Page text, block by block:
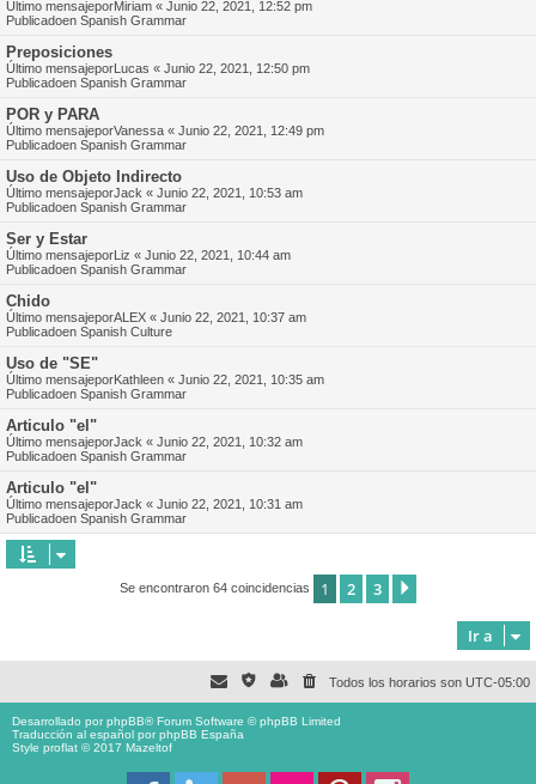
Último mensajeporMiriam « Junio 22, 2021, 12:52 pm
Publicadoen Spanish Grammar
Preposiciones
Último mensajeporLucas « Junio 22, 2021, 12:50 pm
Publicadoen Spanish Grammar
POR y PARA
Último mensajeporVanessa « Junio 22, 2021, 12:49 pm
Publicadoen Spanish Grammar
Uso de Objeto Indirecto
Último mensajeporJack « Junio 22, 2021, 10:53 am
Publicadoen Spanish Grammar
Ser y Estar
Último mensajeporLiz « Junio 22, 2021, 10:44 am
Publicadoen Spanish Grammar
Chido
Último mensajeporALEX « Junio 22, 2021, 10:37 am
Publicadoen Spanish Culture
Uso de "SE"
Último mensajeporKathleen « Junio 22, 2021, 10:35 am
Publicadoen Spanish Grammar
Articulo "el"
Último mensajeporJack « Junio 22, 2021, 10:32 am
Publicadoen Spanish Grammar
Articulo "el"
Último mensajeporJack « Junio 22, 2021, 10:31 am
Publicadoen Spanish Grammar
Se encontraron 64 coincidencias 1 2 3
Ir a
Todos los horarios son UTC-05:00
Desarrollado porphpBB® Forum Software © phpBB Limited
Traducción al español porphpBB España
Style proflat © 2017 Mazeltof